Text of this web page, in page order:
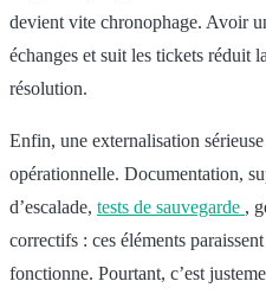
devient vite chronophage. Avoir
échanges et suit les tickets réduit
résolution.
Enfin, une externalisation
opérationnelle. Documentation,
d’escalade, tests de sauvegarde ,
correctifs : ces éléments
fonctionne. Pourtant, c’est